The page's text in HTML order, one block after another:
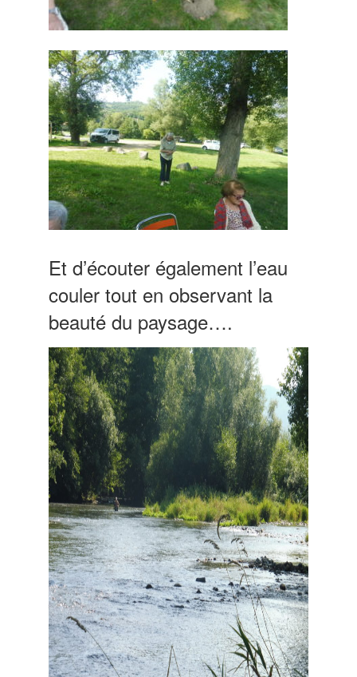
Et d’écouter également l’eau
couler tout en observant la
beauté du paysage….